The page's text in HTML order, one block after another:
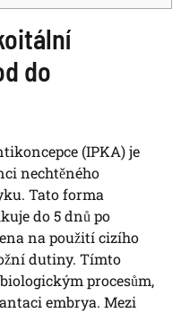
do
(IPKA) je
nechtěného
Tato forma
do 5 dnů po
na použití cizího
dutiny. Tímto
procesům,
embrya. Mezi